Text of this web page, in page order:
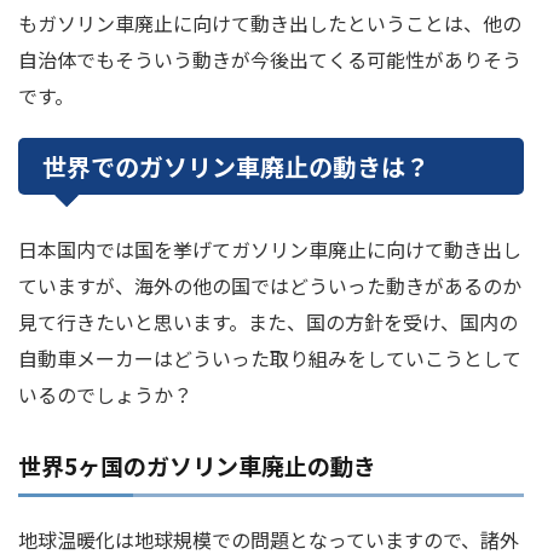
もガソリン車廃止に向けて動き出したということは、他の
自治体でもそういう動きが今後出てくる可能性がありそう
です。
世界でのガソリン車廃止の動きは？
日本国内では国を挙げてガソリン車廃止に向けて動き出し
ていますが、海外の他の国ではどういった動きがあるのか
見て行きたいと思います。また、国の方針を受け、国内の
自動車メーカーはどういった取り組みをしていこうとして
いるのでしょうか？
世界5ヶ国のガソリン車廃止の動き
地球温暖化は地球規模での問題となっていますので、諸外